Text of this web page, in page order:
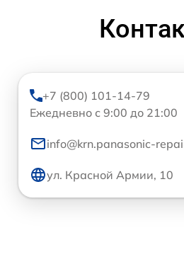
+7 (800) 101-14-79
Ежедневно с 9:00 до 21:00
info@krn.panasonic-
ул. Красной Армии, 10